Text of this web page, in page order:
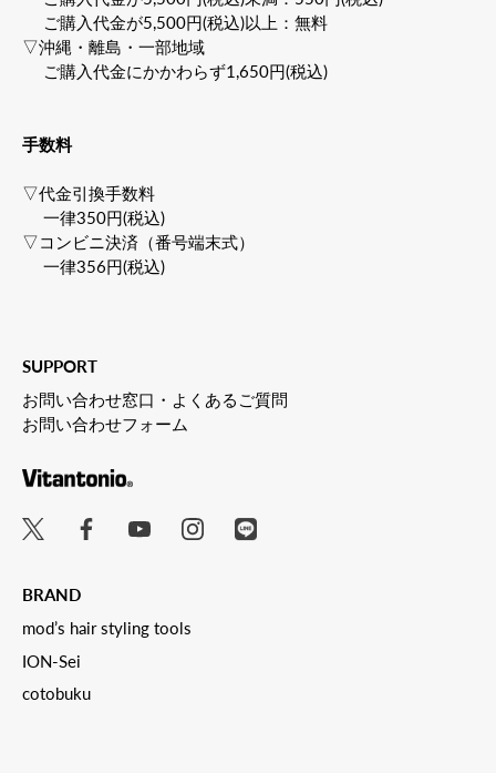
ご購入代金が5,500円(税込)以上：無料
▽沖縄・離島・一部地域
ご購入代金にかかわらず1,650円(税込)
手数料
▽代金引換手数料
一律350円(税込)
▽コンビニ決済（番号端末式）
一律356円(税込)
SUPPORT
お問い合わせ窓口・よくあるご質問
お問い合わせフォーム
BRAND
mod’s hair styling tools
ION-Sei
cotobuku